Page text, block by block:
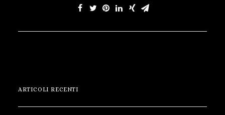
ARTICOLI RECENTI